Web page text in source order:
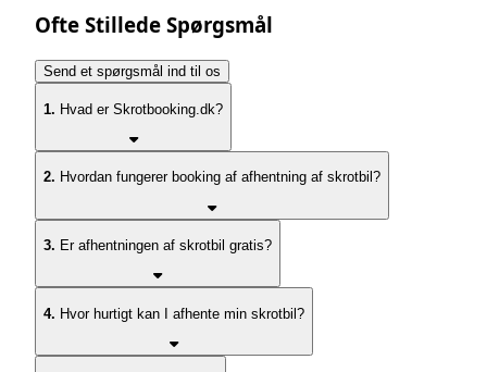
Ofte Stillede Spørgsmål
Send et spørgsmål ind til os
1. Hvad er Skrotbooking.dk?
2. Hvordan fungerer booking af afhentning af skrotbil?
3. Er afhentningen af skrotbil gratis?
4. Hvor hurtigt kan I afhente min skrotbil?